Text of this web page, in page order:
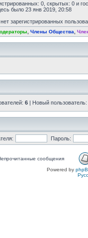
0, скрытых: 0 и
было 23 янв 2019, 20:58
зарегистрированных
Члены Общества
6 | Новый пользователь:
Пароль:
сообщения
Powered by